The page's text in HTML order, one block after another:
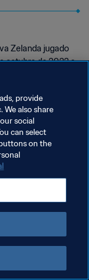
Zelanda jugado
octubre de 2022 a
provide
We also share
social
can select
on the